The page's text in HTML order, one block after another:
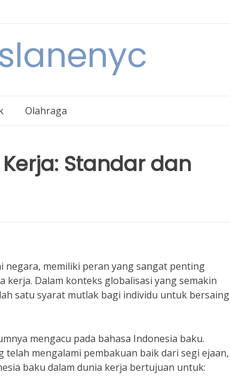
Olahraga
Standar dan
negara, memiliki peran yang sangat penting
Dalam konteks globalisasi yang semakin
satu syarat mutlak bagi individu untuk bersaing
mengacu pada bahasa Indonesia baku.
mengalami pembakuan baik dari segi ejaan,
baku dalam dunia kerja bertujuan untuk: